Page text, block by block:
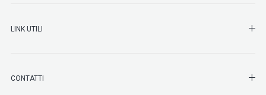
LINK UTILI
CONTATTI